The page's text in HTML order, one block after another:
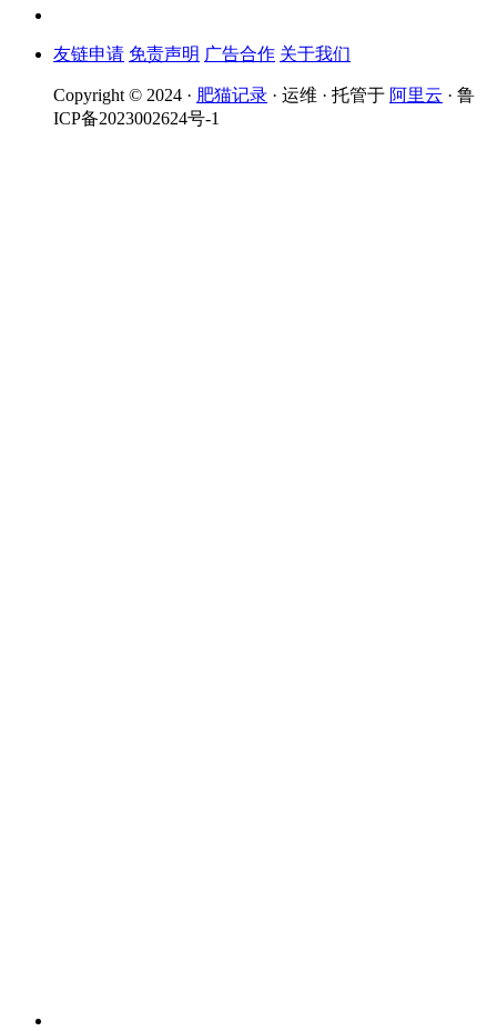
友链申请 免责声明 广告合作 关于我们
Copyright © 2024 · 肥猫记录 · 运维 · 托管于 阿里云 · 鲁
ICP备2023002624号-1